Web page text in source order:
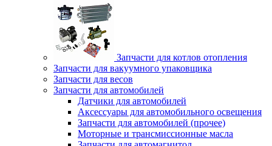
Запчасти для котлов отопления
Запчасти для вакуумного упаковщика
Запчасти для весов
Запчасти для автомобилей
Датчики для автомобилей
Аксессуары для автомобильного освещения
Запчасти для автомобилей (прочее)
Моторные и трансмиссионные масла